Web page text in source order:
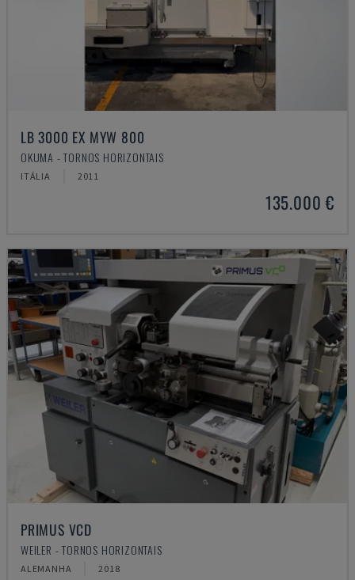
LB 3000 EX MYW 800
OKUMA - TORNOS HORIZONTAIS
ITÁLIA 2011
135.000 €
PRIMUS VCD
WEILER - TORNOS HORIZONTAIS
ALEMANHA 2018